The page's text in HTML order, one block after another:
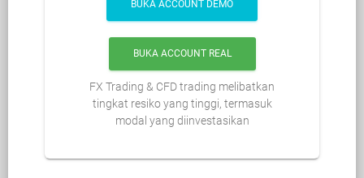
BUKA ACCOUNT DEMO
BUKA ACCOUNT REAL
FX Trading & CFD trading melibatkan
tingkat resiko yang tinggi, termasuk
modal yang diinvestasikan